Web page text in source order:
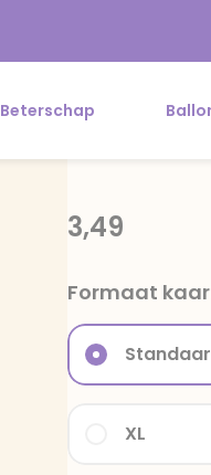
Beterschap
3,49
Formaat
XL